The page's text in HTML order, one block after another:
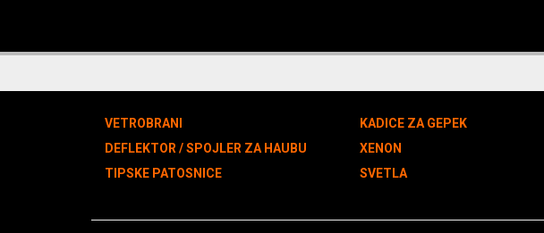
VETROBRANI
DEFLEKTOR / SPOJLER ZA HAUBU
TIPSKE PATOSNICE
KADICE ZA GEPEK
XENON
SVETLA